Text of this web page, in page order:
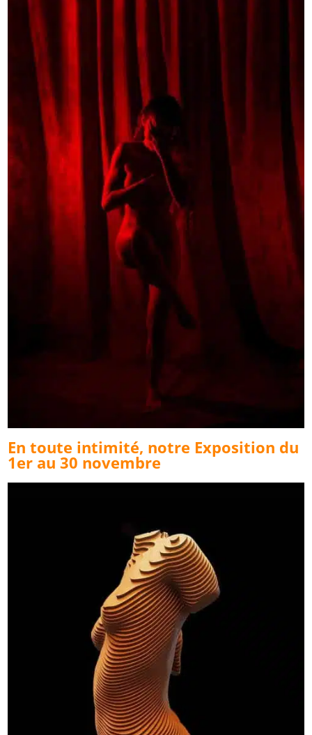
En toute intimité, notre Exposition du
1er au 30 novembre